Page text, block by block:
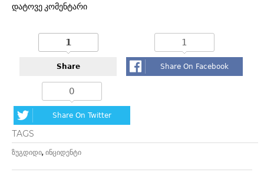
დატოვე კომენტარი
1
Share
1
Share On Facebook
0
Share On Twitter
TAGS
ზუგდიდი, ინციდენტი